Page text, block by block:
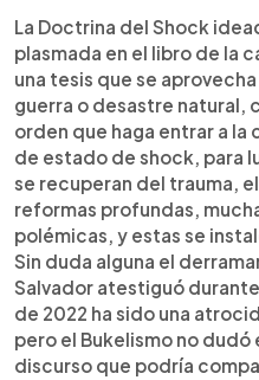
► Escuchar artículo
La Doctrina del Shock
plasmada en el libro de la
una tesis que se
guerra o desastre natural,
orden que haga entrar a la
de estado de shock, para
se recuperan del trauma,
reformas profundas,
polémicas, y estas se
Sin duda alguna el
Salvador atestiguó
de 2022 ha sido una
pero el Bukelismo no
discurso que podría